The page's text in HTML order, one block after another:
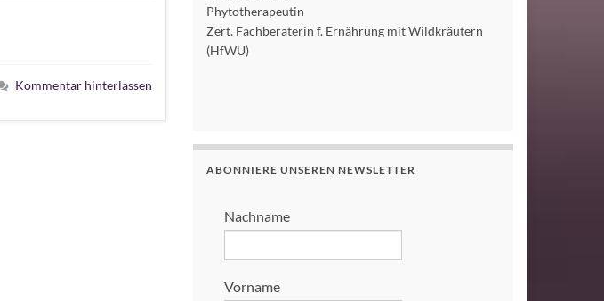
Kommentar hinterlassen
Phytotherapeutin
Zert. Fachberaterin f. Ernährung mit Wildkräutern
(HfWU)
ABONNIERE UNSEREN NEWSLETTER
Nachname
Vorname